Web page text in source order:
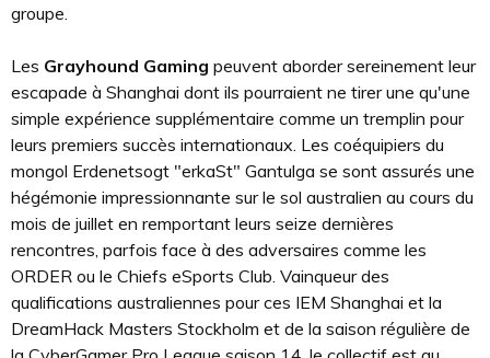
groupe.
Les Grayhound Gaming peuvent aborder sereinement leur
escapade à Shanghai dont ils pourraient ne tirer une qu'une
simple expérience supplémentaire comme un tremplin pour
leurs premiers succès internationaux. Les coéquipiers du
mongol Erdenetsogt "erkaSt" Gantulga se sont assurés une
hégémonie impressionnante sur le sol australien au cours du
mois de juillet en remportant leurs seize dernières
rencontres, parfois face à des adversaires comme les
ORDER ou le Chiefs eSports Club. Vainqueur des
qualifications australiennes pour ces IEM Shanghai et la
DreamHack Masters Stockholm et de la saison régulière de